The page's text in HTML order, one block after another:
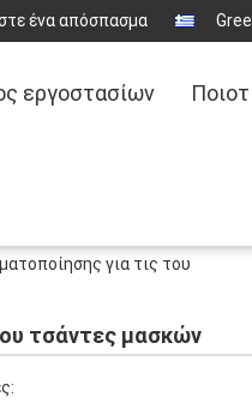
ένα απόσπασμα
εργοστασίων
για τις του
τσάντες μασκών